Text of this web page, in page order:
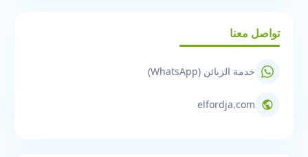
تواصل معنا
خدمة الزبائن (WhatsApp)
elfordja.com